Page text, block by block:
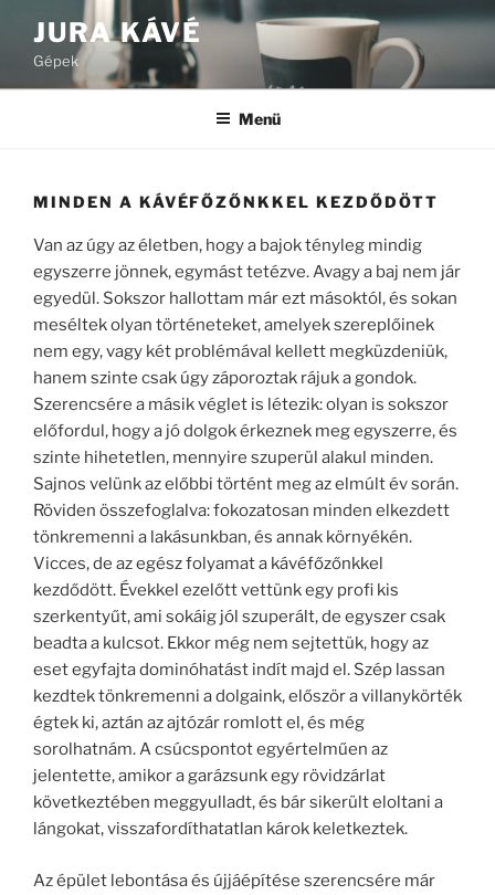
Tartalomhoz
JURA KÁVÉ
Gépek
Menü
MINDEN A KÁVÉFŐZŐNKKEL KEZDŐDÖTT
Van az úgy az életben, hogy a bajok tényleg mindig
egyszerre jönnek, egymást tetézve. Avagy a baj nem jár
egyedül. Sokszor hallottam már ezt másoktól, és sokan
meséltek olyan történeteket, amelyek szereplőinek
nem egy, vagy két problémával kellett megküzdeniük,
hanem szinte csak úgy záporoztak rájuk a gondok.
Szerencsére a másik véglet is létezik: olyan is sokszor
előfordul, hogy a jó dolgok érkeznek meg egyszerre, és
szinte hihetetlen, mennyire szuperül alakul minden.
Sajnos velünk az előbbi történt meg az elmúlt év során.
Röviden összefoglalva: fokozatosan minden elkezdett
tönkremenni a lakásunkban, és annak környékén.
Vicces, de az egész folyamat a kávéfőzőnkkel
kezdődött. Évekkel ezelőtt vettünk egy profi kis
szerkentyűt, ami sokáig jól szuperált, de egyszer csak
beadta a kulcsot. Ekkor még nem sejtettük, hogy az
eset egyfajta dominóhatást indít majd el. Szép lassan
kezdtek tönkremenni a dolgaink, először a villanykörték
égtek ki, aztán az ajtózár romlott el, és még
sorolhatnám. A csúcspontot egyértelműen az
jelentette, amikor a garázsunk egy rövidzárlat
következtében meggyulladt, és bár sikerült eloltani a
lángokat, visszafordíthatatlan károk keletkeztek.
Az épület lebontása és újjáépítése szerencsére már